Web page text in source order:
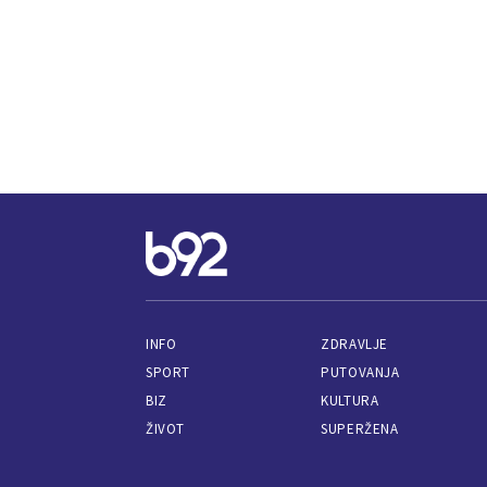
INFO
SPORT
BIZ
ŽIVOT
ZDRAVLJE
PUTOVANJA
KULTURA
SUPERŽENA